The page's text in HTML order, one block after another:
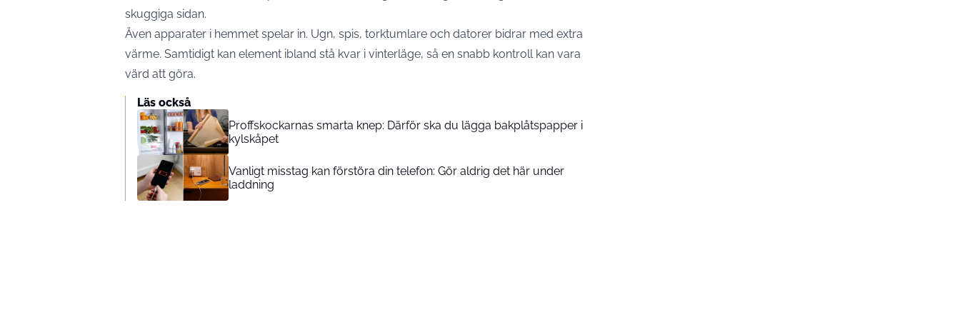
skuggiga sidan.
Även apparater i hemmet spelar in. Ugn, spis, torktumlare och datorer bidrar med extra
värme. Samtidigt kan element ibland stå kvar i vinterläge, så en snabb kontroll kan vara
värd att göra.
Läs också
Proffskockarnas smarta knep: Därför ska du lägga bakplåtspapper i
kylskåpet
Vanligt misstag kan förstöra din telefon: Gör aldrig det här under
laddning